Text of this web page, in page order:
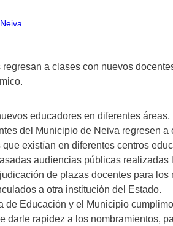
a clases con nuevos
educadores en diferentes
del Municipio de Neiva regresen
existían en diferentes centros
audiencias públicas
de plazas docentes para
a otra institución del Estado.
de Educación y el Municipio
darle rapidez a los nombramientos,